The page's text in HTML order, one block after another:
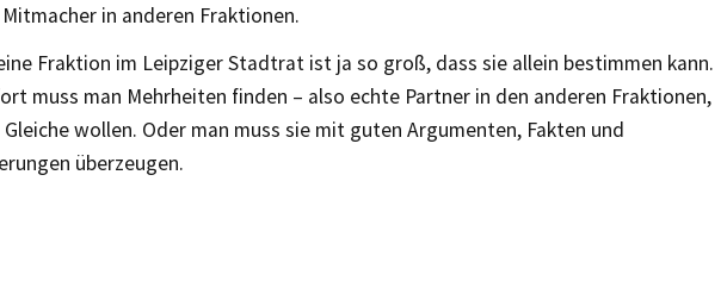
in anderen Fraktionen.
Fraktion im Leipziger Stadtrat ist ja so groß, dass sie allein bestimmen kann.
muss man Mehrheiten finden – also echte Partner in den anderen Fraktionen,
wollen. Oder man muss sie mit guten Argumenten, Fakten und
überzeugen.